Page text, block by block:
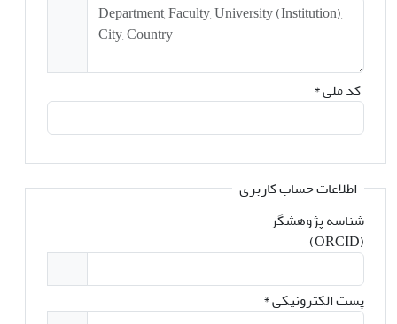
کد ملی*
اطلاعات حساب کاربری
شناسه پژوهشگر
(ORCID)
پست الکترونیکی*